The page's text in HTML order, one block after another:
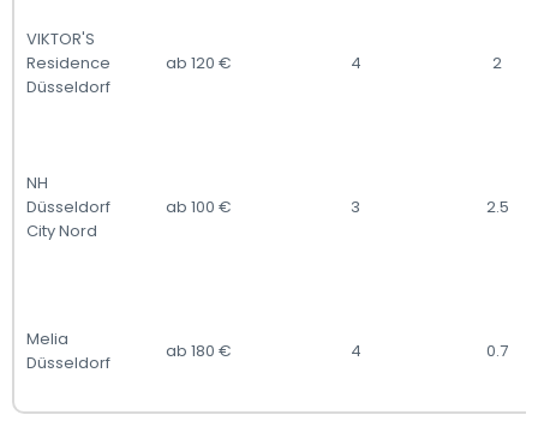
VIKTOR'S
Residence
Düsseldorf
ab 120 € 4 2
NH
Düsseldorf
City Nord
ab 100 € 3 2.5
Melia
Düsseldorf
ab 180 € 4 0.7